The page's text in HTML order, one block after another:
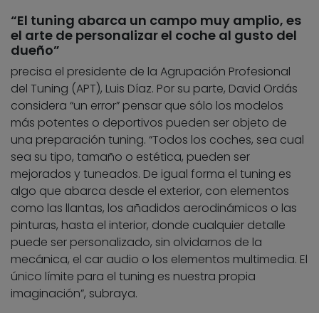
“El tuning abarca un campo muy amplio, es
el arte de personalizar el coche al gusto del
dueño”
precisa el presidente de la Agrupación Profesional
del Tuning (APT), Luis Díaz. Por su parte, David Ordás
considera “un error” pensar que sólo los modelos
más potentes o deportivos pueden ser objeto de
una preparación tuning. “Todos los coches, sea cual
sea su tipo, tamaño o estética, pueden ser
mejorados y tuneados. De igual forma el tuning es
algo que abarca desde el exterior, con elementos
como las llantas, los añadidos aerodinámicos o las
pinturas, hasta el interior, donde cualquier detalle
puede ser personalizado, sin olvidarnos de la
mecánica, el car audio o los elementos multimedia. El
único límite para el tuning es nuestra propia
imaginación”, subraya.